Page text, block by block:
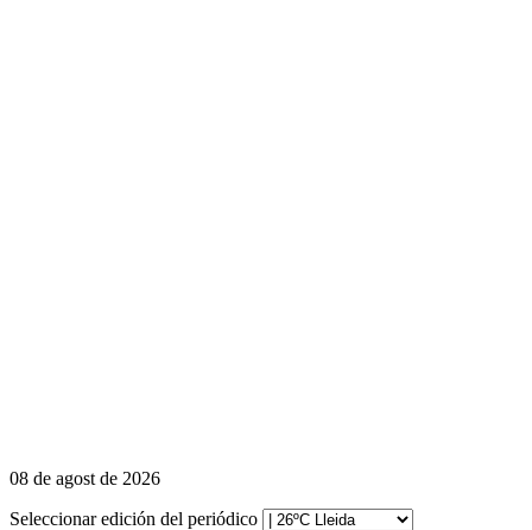
08 de agost de 2026
Seleccionar edición del periódico